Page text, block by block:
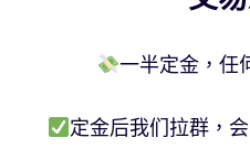
一半定金，任
定金后我们拉群，